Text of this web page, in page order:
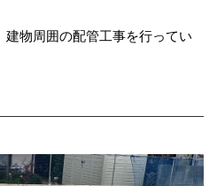
建物周囲の配管工事を行ってい